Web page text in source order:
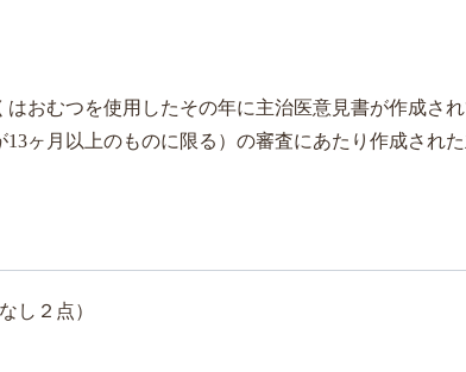
おむつを使用したその年に主治医意見書が作成さ
ヶ月以上のものに限る）の審査にあたり作成され
し２点）